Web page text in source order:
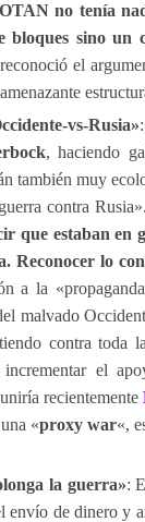
no tenía
sino un
el
vs-Rusia»
, haciendo
también muy
contra
que estaban en
Reconocer lo
a la
malvado
contra
el
recientemente
«proxy war«,
la guerra»:
envío de dinero y